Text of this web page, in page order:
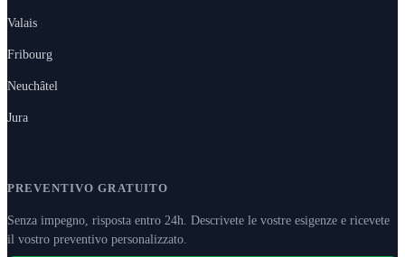
Valais
Fribourg
Neuchâtel
Jura
PREVENTIVO GRATUITO
Senza impegno, risposta entro 24h. Descrivete le vostre esigenze e ricevete
il vostro preventivo personalizzato.